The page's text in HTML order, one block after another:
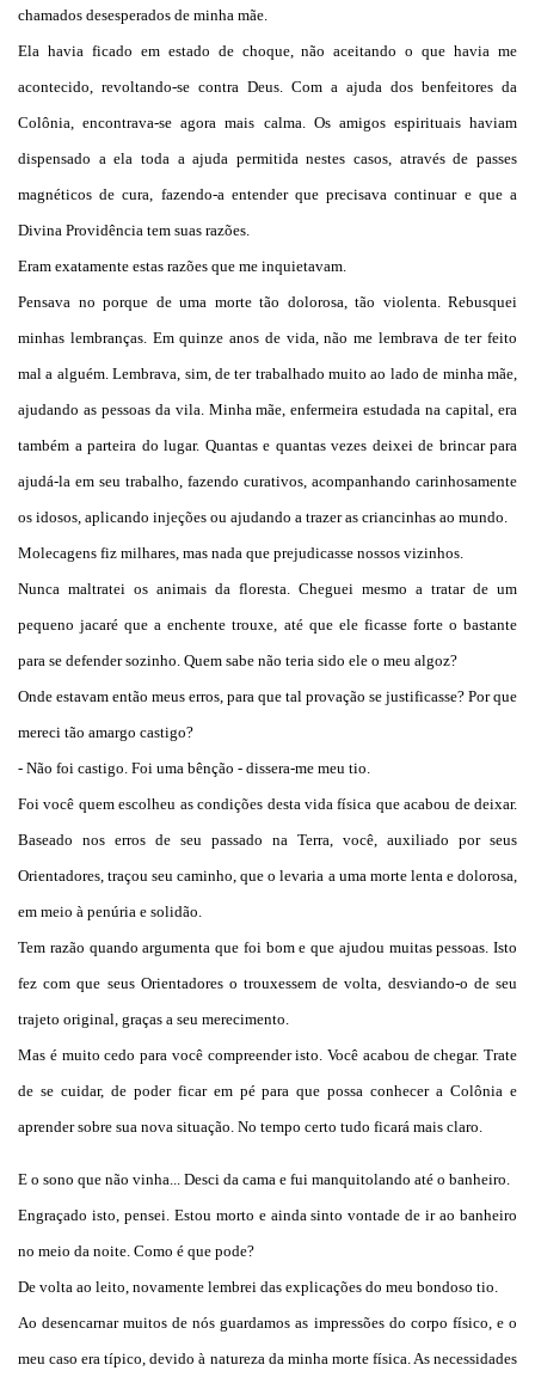
chamados desesperados de minha mãe.
Ela havia ficado em estado de choque, não aceitando o que havia me
acontecido, revoltando-se contra Deus. Com a ajuda dos benfeitores da
Colônia, encontrava-se agora mais calma. Os amigos espirituais haviam
dispensado a ela toda a ajuda permitida nestes casos, através de passes
magnéticos de cura, fazendo-a entender que precisava continuar e que a
Divina Providência tem suas razões.
Eram exatamente estas razões que me inquietavam.
Pensava no porque de uma morte tão dolorosa, tão violenta. Rebusquei
minhas lembranças. Em quinze anos de vida, não me lembrava de ter feito
mal a alguém. Lembrava, sim, de ter trabalhado muito ao lado de minha mãe,
ajudando as pessoas da vila. Minha mãe, enfermeira estudada na capital, era
também a parteira do lugar. Quantas e quantas vezes deixei de brincar para
ajudá-la em seu trabalho, fazendo curativos, acompanhando carinhosamente
os idosos, aplicando injeções ou ajudando a trazer as criancinhas ao mundo.
Molecagens fiz milhares, mas nada que prejudicasse nossos vizinhos.
Nunca maltratei os animais da floresta. Cheguei mesmo a tratar de um
pequeno jacaré que a enchente trouxe, até que ele ficasse forte o bastante
para se defender sozinho. Quem sabe não teria sido ele o meu algoz?
Onde estavam então meus erros, para que tal provação se justificasse? Por que
mereci tão amargo castigo?
- Não foi castigo. Foi uma bênção - dissera-me meu tio.
Foi você quem escolheu as condições desta vida física que acabou de deixar.
Baseado nos erros de seu passado na Terra, você, auxiliado por seus
Orientadores, traçou seu caminho, que o levaria a uma morte lenta e dolorosa,
em meio à penúria e solidão.
Tem razão quando argumenta que foi bom e que ajudou muitas pessoas. Isto
fez com que seus Orientadores o trouxessem de volta, desviando-o de seu
trajeto original, graças a seu merecimento.
Mas é muito cedo para você compreender isto. Você acabou de chegar. Trate
de se cuidar, de poder ficar em pé para que possa conhecer a Colônia e
aprender sobre sua nova situação. No tempo certo tudo ficará mais claro.
E o sono que não vinha... Desci da cama e fui manquitolando até o banheiro.
Engraçado isto, pensei. Estou morto e ainda sinto vontade de ir ao banheiro
no meio da noite. Como é que pode?
De volta ao leito, novamente lembrei das explicações do meu bondoso tio.
Ao desencarnar muitos de nós guardamos as impressões do corpo físico, e o
meu caso era típico, devido à natureza da minha morte física. As necessidades